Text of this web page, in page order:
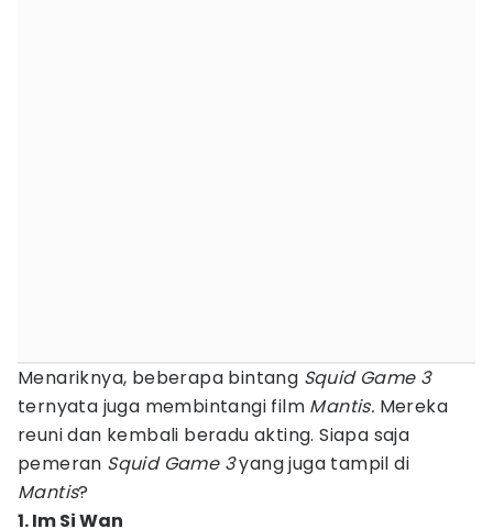
Menariknya, beberapa bintang Squid Game 3
ternyata juga membintangi film Mantis. Mereka
reuni dan kembali beradu akting. Siapa saja
pemeran Squid Game 3yang juga tampil di
Mantis?
1. Im Si Wan